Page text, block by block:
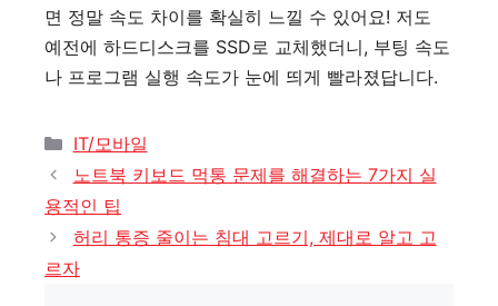
면 정말 속도 차이를 확실히 느낄 수 있어요! 저도
예전에 하드디스크를 SSD로 교체했더니, 부팅 속도
나 프로그램 실행 속도가 눈에 띄게 빨라졌답니다.
카
테
고
리
IT/모바일
노트북 키보드 먹통 문제를 해결하는 7가지 실
용적인 팁
허리 통증 줄이는 침대 고르기, 제대로 알고 고
르자